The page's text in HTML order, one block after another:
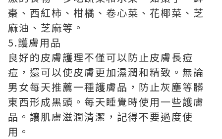
棗、西紅柿、柑橘、卷心菜、花椰菜、芝
麻油、芝麻等。
5.護膚用品
良好的皮膚護理不僅可以防止皮膚長痘
痘，還可以使皮膚更加濕潤和精致。無論
男女每天推薦一種護膚品，防止灰塵等髒
東西形成黑頭。每天睡覺時使用一些護膚
品。讓肌膚滋潤清潔，記得不要過度使
用。